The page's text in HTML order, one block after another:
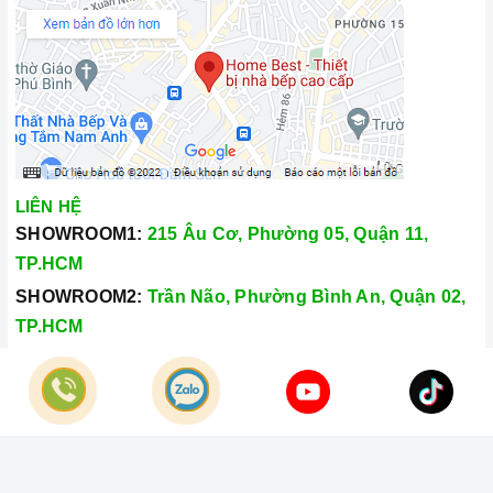
LIÊN HỆ
SHOWROOM1: 215 Âu Cơ, Phường 05, Quận 11,
TP.HCM
SHOWROOM2: Trần Não, Phường Bình An, Quận 02,
TP.HCM
Hotline:
028.66.79.8989
Khiếu nại: 0933.800.899